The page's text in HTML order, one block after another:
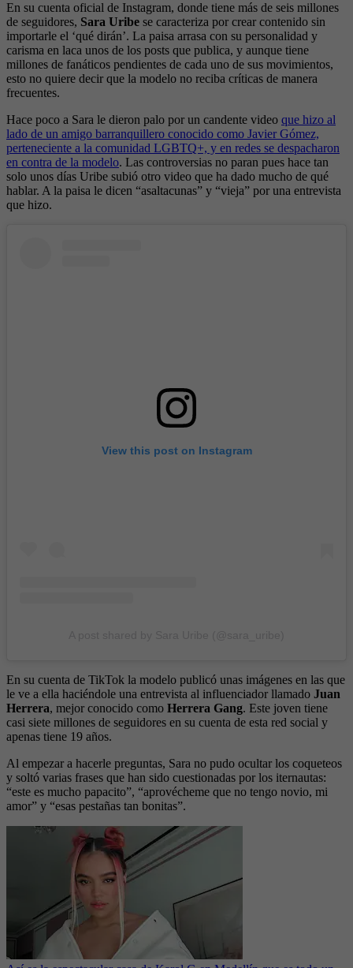
En su cuenta oficial de Instagram, donde tiene más de seis millones
de seguidores, Sara Uribe se caracteriza por crear contenido sin
importarle el ‘qué dirán’. La paisa arrasa con su personalidad y
carisma en laca unos de los posts que publica, y aunque tiene
millones de fanáticos pendientes de cada uno de sus movimientos,
esto no quiere decir que la modelo no reciba críticas de manera
frecuentes.
Hace poco a Sara le dieron palo por un candente video que hizo al
lado de un amigo barranquillero conocido como Javier Gómez,
perteneciente a la comunidad LGBTQ+, y en redes se despacharon
en contra de la modelo. Las controversias no paran pues hace tan
solo unos días Uribe subió otro video que ha dado mucho de qué
hablar. A la paisa le dicen “asaltacunas” y “vieja” por una entrevista
que hizo.
View this post on Instagram
En su cuenta de TikTok la modelo publicó unas imágenes en las que
le ve a ella haciéndole una entrevista al influenciador llamado Juan
Herrera, mejor conocido como Herrera Gang. Este joven tiene
casi siete millones de seguidores en su cuenta de esta red social y
apenas tiene 19 años.
Al empezar a hacerle preguntas, Sara no pudo ocultar los coqueteos
y soltó varias frases que han sido cuestionadas por los iternautas:
“este es mucho papacito”, “aprovécheme que no tengo novio, mi
amor” y “esas pestañas tan bonitas”.